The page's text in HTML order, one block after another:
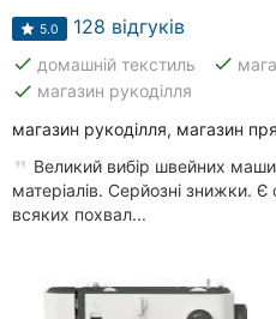
5.0 128 відгуків
done домашній текстиль done
done магазин рукоділля
магазин рукоділля, магазин
Великий вибір швейних
матеріалів. Серйозні знижки.
всяких похвал...